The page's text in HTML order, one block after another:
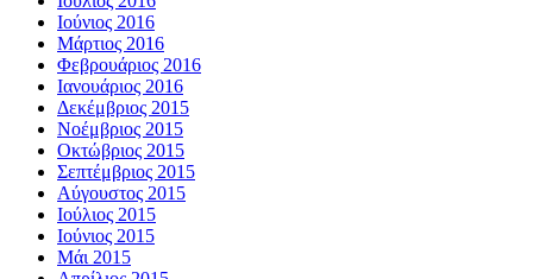
Ιούνιος 2016
Μάρτιος 2016
Φεβρουάριος 2016
Ιανουάριος 2016
Δεκέμβριος 2015
Νοέμβριος 2015
Οκτώβριος 2015
Σεπτέμβριος 2015
Αύγουστος 2015
Ιούλιος 2015
Ιούνιος 2015
Μάι 2015